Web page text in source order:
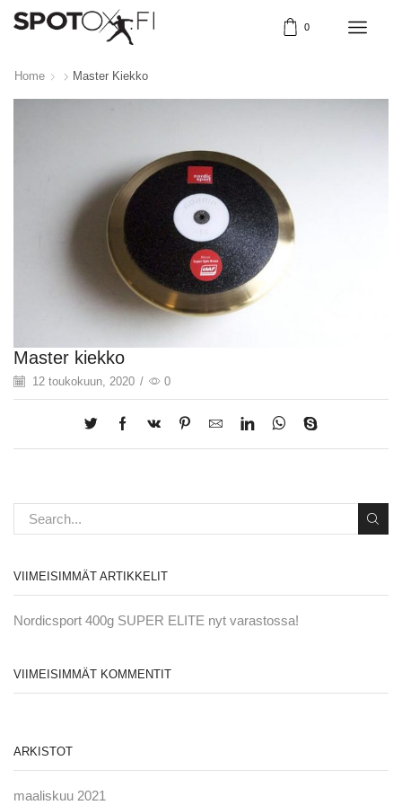
0
Home Master Kiekko
Master kiekko
12 toukokuun, 2020 / 0
VIIMEISIMMÄT ARTIKKELIT
Nordicsport 400g SUPER ELITE nyt varastossa!
VIIMEISIMMÄT KOMMENTIT
ARKISTOT
maaliskuu 2021